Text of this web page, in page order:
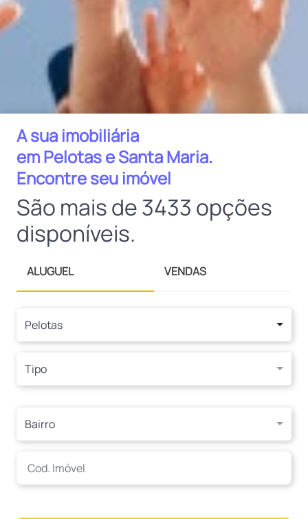
A sua imobiliária
em Pelotas e Santa Maria.
Encontre seu imóvel
São mais de 3433 opções
disponíveis.
ALUGUEL VENDAS
Pelotas
Tipo
Bairro